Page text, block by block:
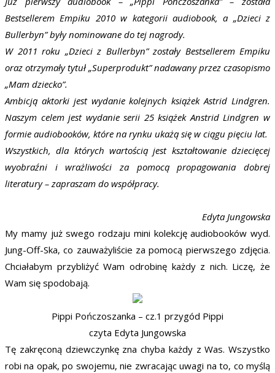
Bestsellerem Empiku 2010 w kategorii audiobook, a „Dzieci z
Bullerbyn” były nominowane do tej nagrody.
W 2011 roku „Dzieci z Bullerbyn” zostały Bestsellerem Empiku
oraz otrzymały tytuł „Superprodukt” nadawany przez czasopismo
„Mam dziecko”.
Ambicją aktorki jest wydanie kolejnych książek Astrid Lindgren.
Naszym celem jest wydanie serii 25 książek Anstrid Lindgren w
formie audiobooków, które na rynku ukażą się w ciągu pięciu lat.
Wszystkich, dla których wartością jest kształtowanie dziecięcej
wyobraźni i wrażliwości za pomocą propagowania dobrej
literatury – zapraszam do współpracy.
Edyta Jungowska
My mamy już swego rodzaju mini kolekcję audiobooków wyd.
Jung-Off-Ska, co zauważyliście za pomocą pierwszego zdjęcia.
Chciałabym przybliżyć Wam odrobinę każdy z nich. Liczę, że
Wam się spodobają.
Pippi Pończoszanka – cz.1 przygód Pippi
czyta Edyta Jungowska
Tę zakręconą dziewczynkę zna chyba każdy z Was. Wszystko
robi na opak, po swojemu, nie zwracając uwagi na to, co myślą